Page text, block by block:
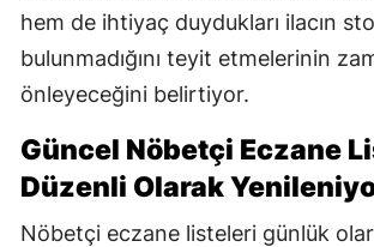
hem de ihtiyaç duydukları ilacın
bulunmadığını teyit etmelerinin
önleyeceğini belirtiyor.
Güncel Nöbetçi Eczane
Düzenli Olarak
Nöbetçi eczane listeleri günlük